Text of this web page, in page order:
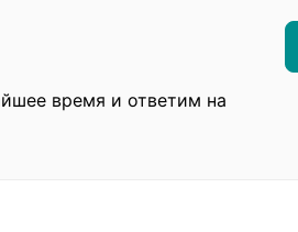
время и ответим на